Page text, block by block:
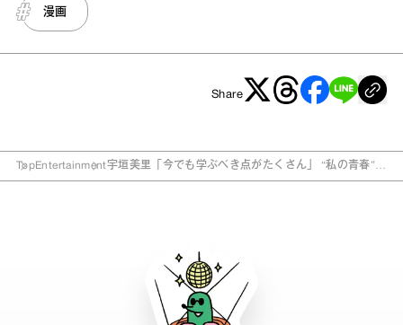
漫画
Share
TopEntertainment宇垣美里「今でも学ぶべき点がたくさん」 “私の青春”コ